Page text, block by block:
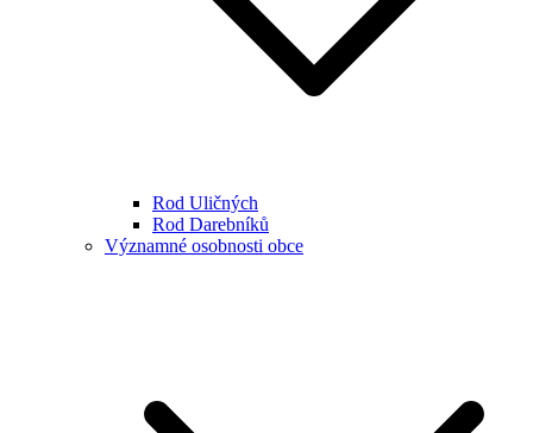
Rod Uličných
Rod Darebníků
Významné osobnosti obce